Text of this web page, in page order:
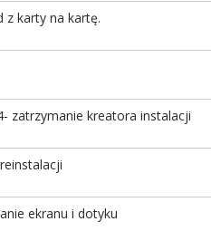
z karty na kartę.
zatrzymanie kreatora instalacji
ekranu i dotyku